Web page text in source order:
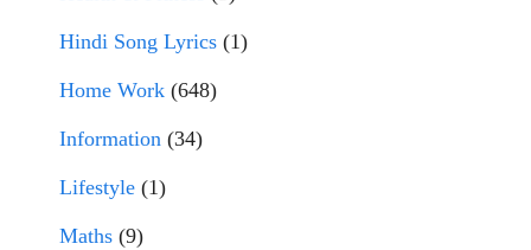
Hindi Song Lyrics (1)
Home Work (648)
Information (34)
Lifestyle (1)
Maths (9)